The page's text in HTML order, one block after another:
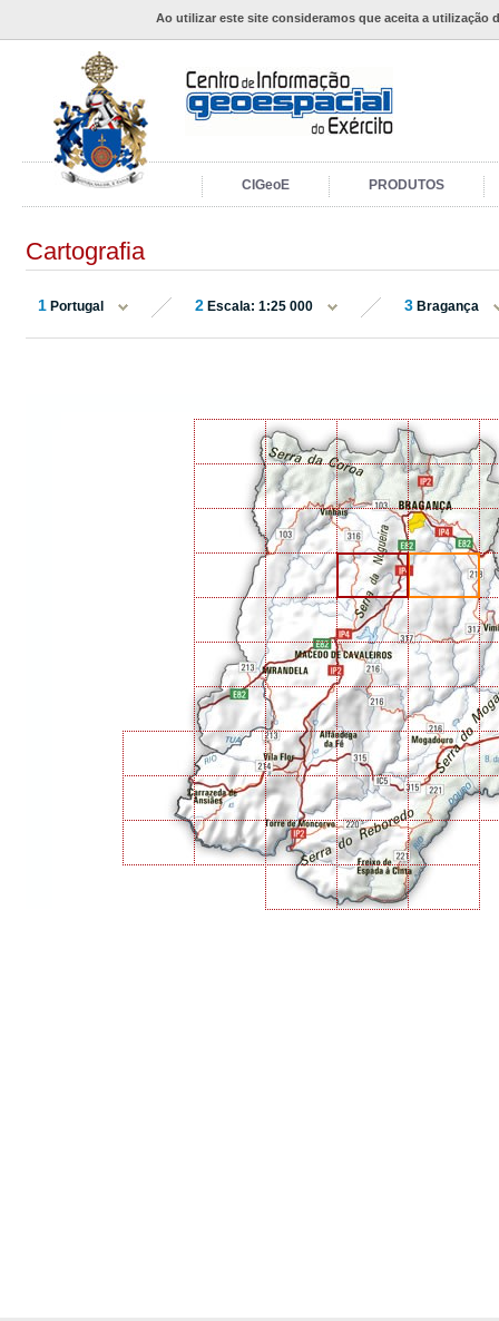
Ao utilizar este site consideramos que aceita a utilização
CIGeoE PRODUTOS
Cartografia
1 Portugal 2 Escala: 1:25 000 3 Bragança